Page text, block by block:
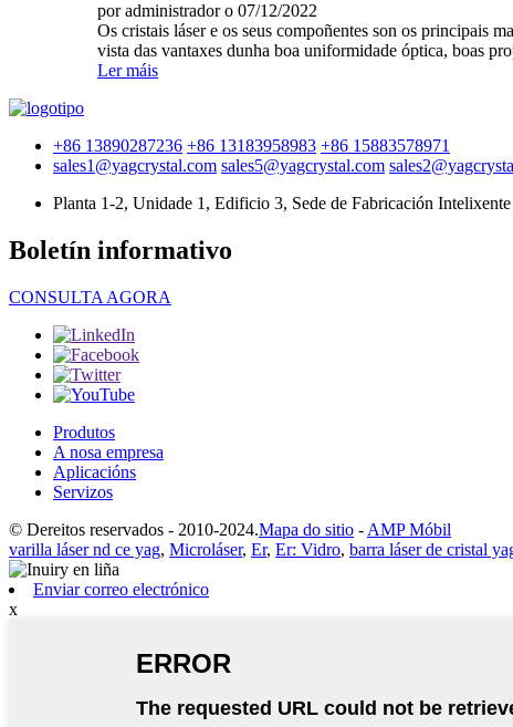
por administrador o 07/12/2022
Os cristais láser e os seus compoñentes son os principais
vista das vantaxes dunha boa uniformidade óptica, boas
Ler máis
+86 13890287236 +86 13183958983 +86 15883578971
sales1@yagcrystal.com sales5@yagcrystal.com
Planta 1-2, Unidade 1, Edificio 3, Sede de Fabricación
Boletín informativo
CONSULTA AGORA
Produtos
A nosa empresa
Aplicacións
Servizos
© Dereitos reservados - 2010-2024.Mapa do sitio - AMP Móbil
varilla láser nd ce yag, Microláser, Er, Er: Vidro, barra láser de cristal
Enviar correo electrónico
x